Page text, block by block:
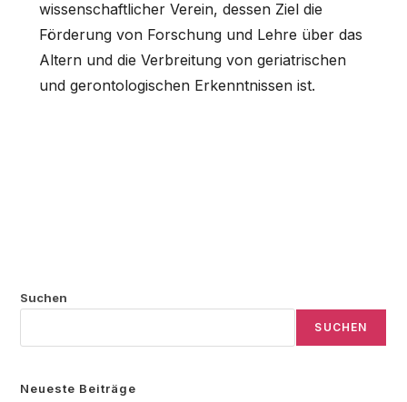
wissenschaftlicher Verein, dessen Ziel die
Förderung von Forschung und Lehre über das
Altern und die Verbreitung von geriatrischen
und gerontologischen Erkenntnissen ist.
Suchen
SUCHEN
Neueste Beiträge